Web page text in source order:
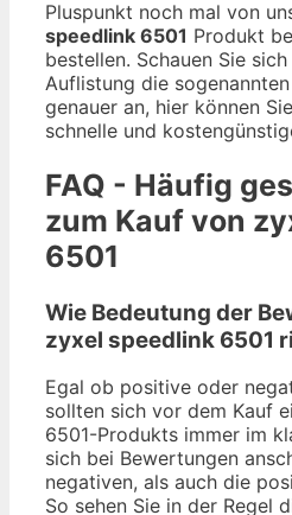
Pluspunkt noch mal von
speedlink 6501 Produkt
bestellen. Schauen Sie
Auflistung die
genauer an, hier können
schnelle und
FAQ - Häufig
zum Kauf von
6501
Wie Bedeutung der
zyxel speedlink 6501
Egal ob positive oder
sollten sich vor dem Kauf
6501-Produkts immer im
sich bei Bewertungen
negativen, als auch die
So sehen Sie in der Regel